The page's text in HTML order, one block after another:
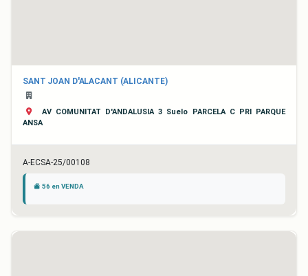
SANT JOAN D'ALACANT (ALICANTE)
AV COMUNITAT D'ANDALUSIA 3 Suelo PARCELA C PRI PARQUE
ANSA
A-ECSA-25/00108
56 en VENDA